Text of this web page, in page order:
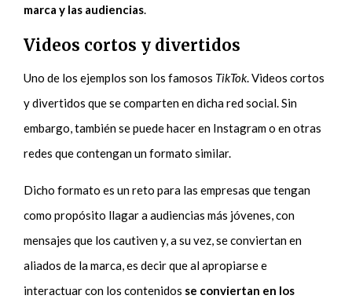
marca y las audiencias.
Videos cortos y divertidos
Uno de los ejemplos son los famosos TikTok. Videos cortos
y divertidos que se comparten en dicha red social. Sin
embargo, también se puede hacer en Instagram o en otras
redes que contengan un formato similar.
Dicho formato es un reto para las empresas que tengan
como propósito llagar a audiencias más jóvenes, con
mensajes que los cautiven y, a su vez, se conviertan en
aliados de la marca, es decir que al apropiarse e
interactuar con los contenidos se conviertan en los